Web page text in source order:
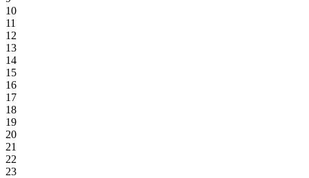
10
11
12
13
14
15
16
17
18
19
20
21
22
23